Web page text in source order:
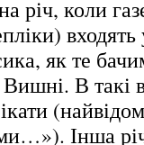
коли
входять
як те
В такі
Інша